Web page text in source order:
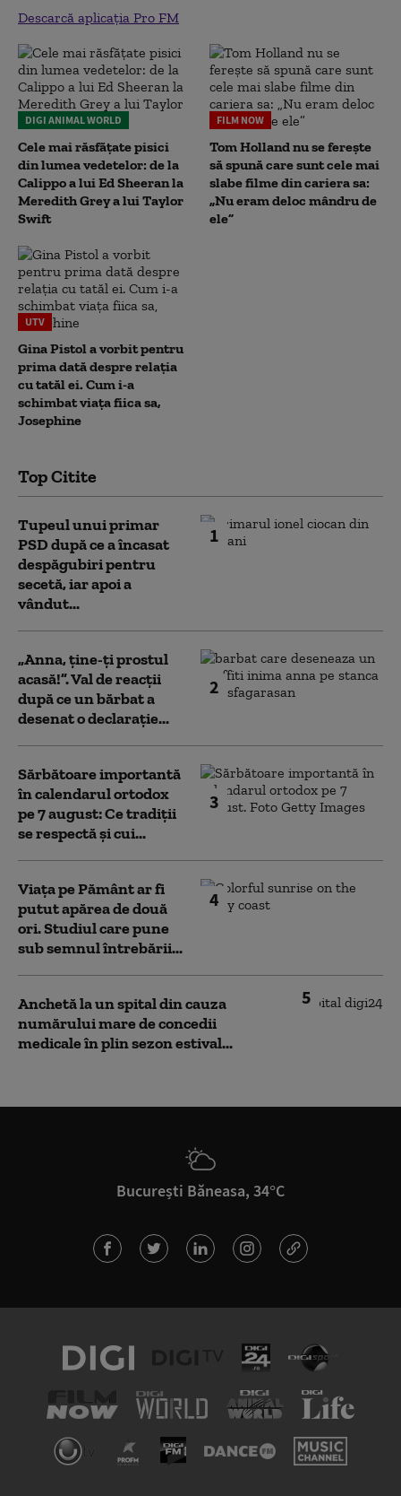
Descarcă aplicația Pro FM
DIGI ANIMAL WORLD
Cele mai răsfățate pisici
din lumea vedetelor: de la
Calippo a lui Ed Sheeran la
Meredith Grey a lui Taylor
Swift
FILM NOW
Tom Holland nu se ferește
să spună care sunt cele mai
slabe filme din cariera sa:
„Nu eram deloc mândru de
ele”
UTV
Gina Pistol a vorbit pentru
prima dată despre relația
cu tatăl ei. Cum i-a
schimbat viața fiica sa,
Josephine
Top Citite
1
Tupeul unui primar
PSD după ce a încasat
despăgubiri pentru
secetă, iar apoi a
vândut...
2
„Anna, ţine-ţi prostul
acasă!”. Val de reacții
după ce un bărbat a
desenat o declarație...
3
Sărbătoare importantă
în calendarul ortodox
pe 7 august: Ce tradiții
se respectă și cui...
4
Viața pe Pământ ar fi
putut apărea de două
ori. Studiul care pune
sub semnul întrebării...
5
Anchetă la un spital din cauza
numărului mare de concedii
medicale în plin sezon estival...
București Băneasa, 34°C